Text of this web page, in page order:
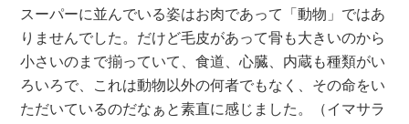
スーパーに並んでいる姿はお肉であって「動物」ではあ
りませんでした。だけど毛皮があって骨も大きいのから
小さいのまで揃っていて、食道、心臓、内蔵も種類がい
ろいろで、これは動物以外の何者でもなく、その命をい
ただいているのだなぁと素直に感じました。（イマサラ